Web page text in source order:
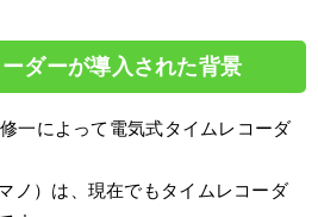
ダーが導入された背景
一によって電気式タイムレコーダ
ノ）は、現在でもタイムレコーダ